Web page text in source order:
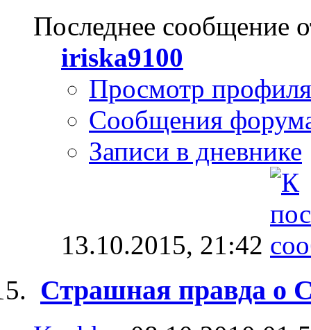
Последнее сообщение
iriska9100
Просмотр профиля
Сообщения
Записи в дневнике
13.10.2015, 21:42
Страшная правда о